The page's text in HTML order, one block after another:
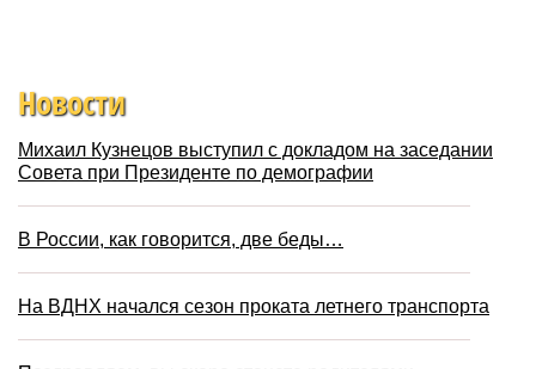
Новости
Михаил Кузнецов выступил с докладом на заседании
Совета при Президенте по демографии
В России, как говорится, две беды…
На ВДНХ начался сезон проката летнего транспорта